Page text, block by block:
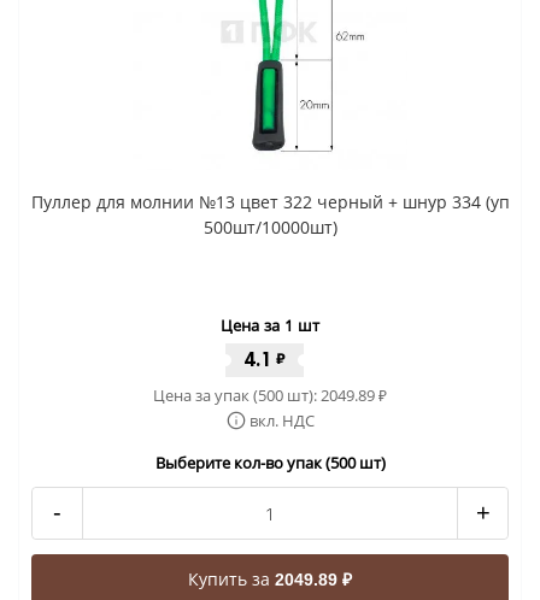
Пуллер для молнии №13 цвет 322 черный + шнур 334 (уп
500шт/10000шт)
Цена за 1 шт
4.1 ₽
Цена за упак (500 шт):2049.89₽
вкл. НДС
Выберите кол-во упак (500 шт)
- +
Купить за 2049.89 ₽